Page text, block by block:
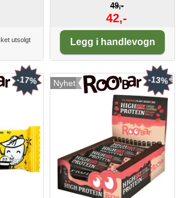
utsolgt
49,-
42,-
Legg i handlevogn
-17% Nyhet -13%